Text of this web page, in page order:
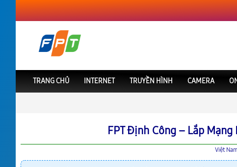
TRANG CHỦ INTERNET TRUYỀN HÌNH CAMERA
FPT Định Công – Lắp
Việt